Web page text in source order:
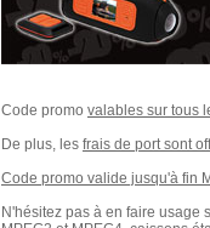
Code promo valables sur tous
De plus, les frais de port sont
Code promo valide jusqu'à fin
N'hésitez pas à en faire usage